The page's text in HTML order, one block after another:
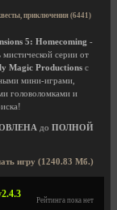
приключения (6441)
5: Homecoming -
мистической серии от
Magic Productions с
мини-играми,
головоломками и
до ПОЛНОЙ
игру (1240.83 Мб.)
Рейтинга пока нет